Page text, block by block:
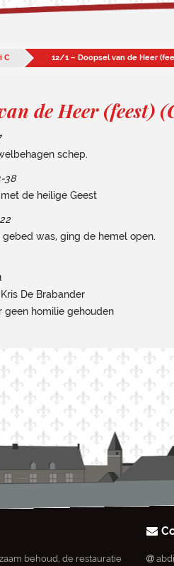
C 12/1 – Doopsel van de Heer
de Heer (feest)
schep.
38
de heilige Geest
was, ging de hemel open.
De Brabander
geen homilie gehouden
behoud, de restauratie